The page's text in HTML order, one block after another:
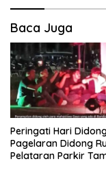
Baca Juga
Peringati Hari
Pagelaran Didong
Pelataran Parkir